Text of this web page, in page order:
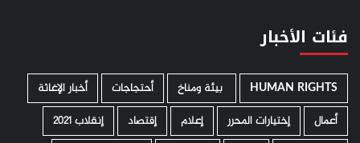
فئات الأخبار
HUMAN RIGHTS ­ بيئة ومناخ أحتجاجات
أخبار الإغاثة
أعمال
إختيارات المحرر إعلام إقتصاد
إنقلاب 2021